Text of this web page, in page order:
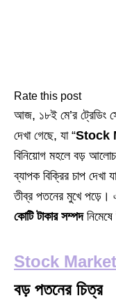
Rate this post
আজ, ১৮ই মে’র ট্রেডিং
দেখা গেছে, যা “Stock
বিনিয়োগ মহলে বড়
ব্যাপক বিক্রির চাপ
তীব্র পতনের মুখে পড়ে।
কোটি টাকার সম্পদ
Stock
বড় পতনের চিত্র